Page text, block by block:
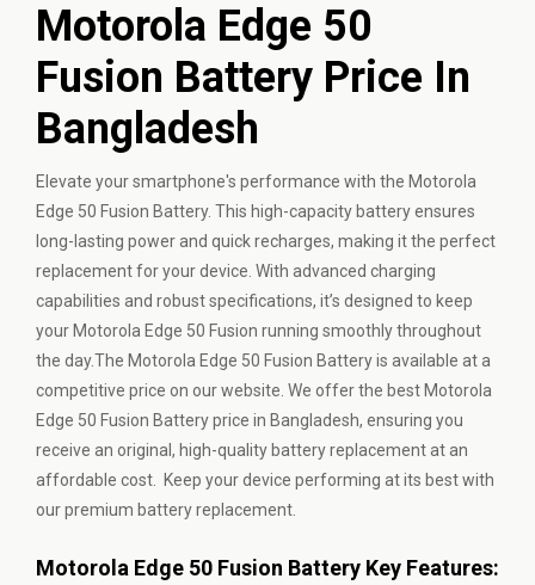
Motorola Edge 50
Fusion Battery Price In
Bangladesh
Elevate your smartphone's performance with the Motorola
Edge 50 Fusion Battery. This high-capacity battery ensures
long-lasting power and quick recharges, making it the perfect
replacement for your device. With advanced charging
capabilities and robust specifications, it’s designed to keep
your Motorola Edge 50 Fusion running smoothly throughout
the day.The Motorola Edge 50 Fusion Battery is available at a
competitive price on our website. We offer the best Motorola
Edge 50 Fusion Battery price in Bangladesh, ensuring you
receive an original, high-quality battery replacement at an
affordable cost. Keep your device performing at its best with
our premium battery replacement.
Motorola Edge 50 Fusion Battery Key Features: